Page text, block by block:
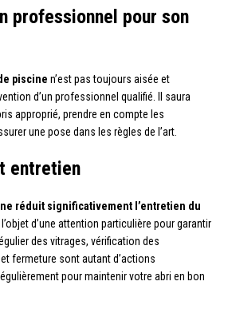
professionnel pour son
piscine n’est pas toujours aisée et
d’un professionnel qualifié. Il saura
approprié, prendre en compte les
une pose dans les règles de l’art.
entretien
réduit significativement l’entretien du
d’une attention particulière pour garantir
des vitrages, vérification des
fermeture sont autant d’actions
pour maintenir votre abri en bon